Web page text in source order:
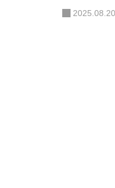
2025.08.20